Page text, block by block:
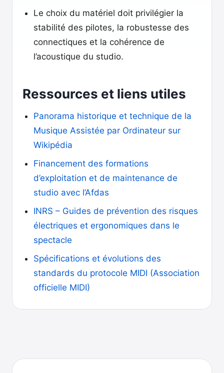
Le choix du matériel doit privilégier la
stabilité des pilotes, la robustesse des
connectiques et la cohérence de
l’acoustique du studio.
Ressources et liens utiles
Panorama historique et technique de la
Musique Assistée par Ordinateur sur
Wikipédia
Financement des formations
d’exploitation et de maintenance de
studio avec l’Afdas
INRS – Guides de prévention des risques
électriques et ergonomiques dans le
spectacle
Spécifications et évolutions des
standards du protocole MIDI (Association
officielle MIDI)